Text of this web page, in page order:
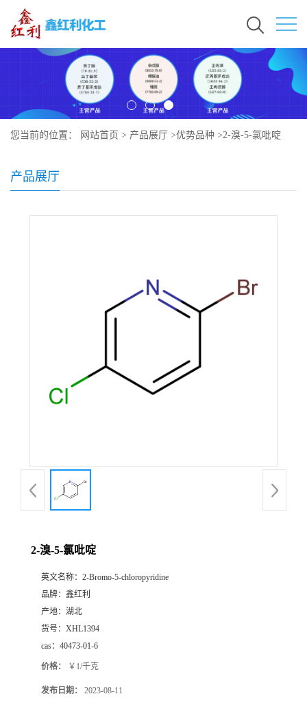
您当前的位置： 网站首页 > 产品展厅 >优势品种 >2-溴-5-氯吡啶
产品展厅
2-溴-5-氯吡啶
英文名称： 2-Bromo-5-chloropyridine
品牌： 鑫红利
产地： 湖北
货号： XHL1394
cas： 40473-01-6
价格： ￥1/千克
发布日期： 2023-08-11